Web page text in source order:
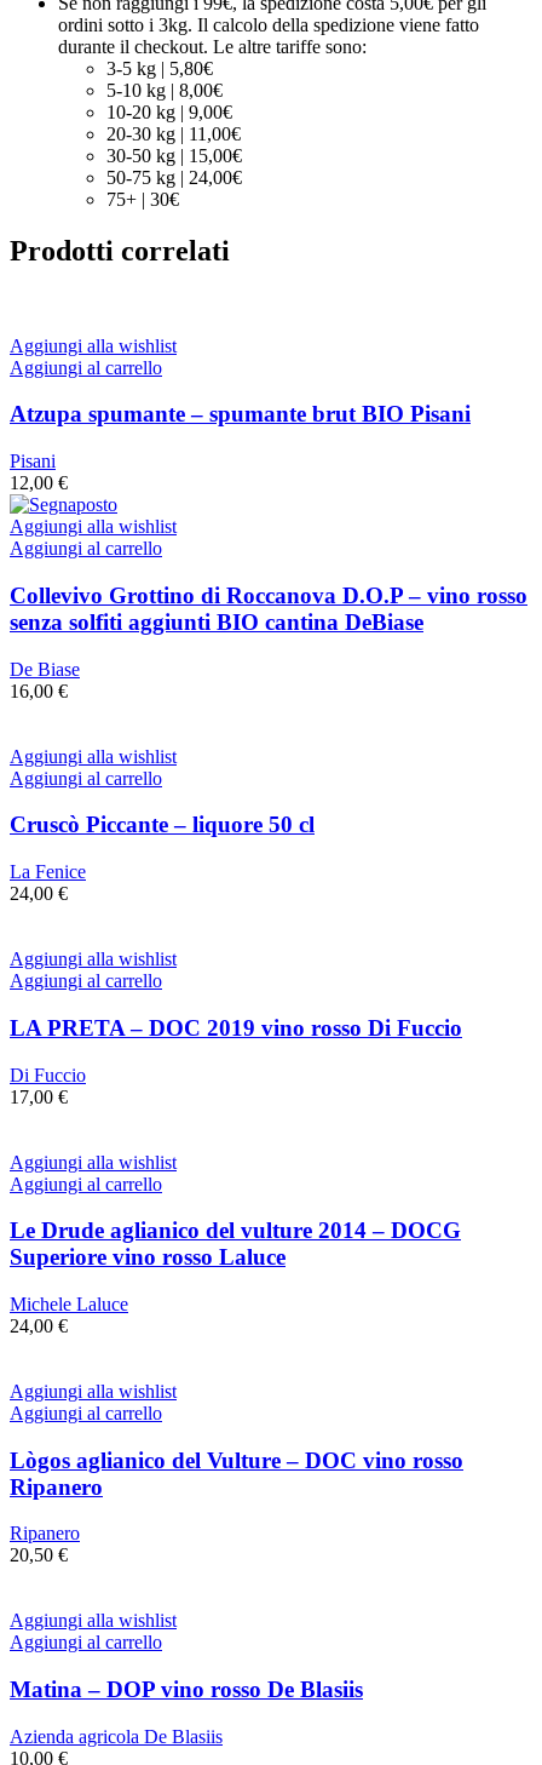
ordini sotto i 3kg. Il calcolo della spedizione viene fatto
durante il checkout. Le altre tariffe sono:
3-5 kg | 5,80€
5-10 kg | 8,00€
10-20 kg | 9,00€
20-30 kg | 11,00€
30-50 kg | 15,00€
50-75 kg | 24,00€
75+ | 30€
Prodotti correlati
Aggiungi alla wishlist
Aggiungi al carrello
Atzupa spumante – spumante brut BIO Pisani
Pisani
12,00 €
Aggiungi alla wishlist
Aggiungi al carrello
Collevivo Grottino di Roccanova D.O.P – vino rosso
senza solfiti aggiunti BIO cantina DeBiase
De Biase
16,00 €
Aggiungi alla wishlist
Aggiungi al carrello
Cruscò Piccante – liquore 50 cl
La Fenice
24,00 €
Aggiungi alla wishlist
Aggiungi al carrello
LA PRETA – DOC 2019 vino rosso Di Fuccio
Di Fuccio
17,00 €
Aggiungi alla wishlist
Aggiungi al carrello
Le Drude aglianico del vulture 2014 – DOCG
Superiore vino rosso Laluce
Michele Laluce
24,00 €
Aggiungi alla wishlist
Aggiungi al carrello
Lògos aglianico del Vulture – DOC vino rosso
Ripanero
Ripanero
20,50 €
Aggiungi alla wishlist
Aggiungi al carrello
Matina – DOP vino rosso De Blasiis
Azienda agricola De Blasiis
10,00 €